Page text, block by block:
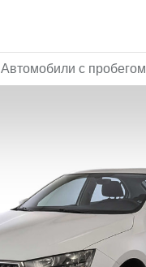
Автомобили с пробегом